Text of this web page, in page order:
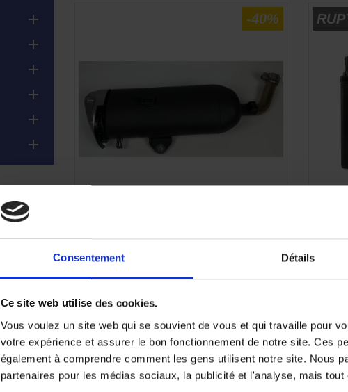
Consentement Détails
Ce site web utilise des cookies.
Vous voulez un site web qui se souvient de vous et qui travaille pour
votre expérience et assurer le bon fonctionnement de notre site. Ces
également à comprendre comment les gens utilisent notre site. Nous
partenaires pour les médias sociaux, la publicité et l'analyse, mais






-40%
1 281,00 €